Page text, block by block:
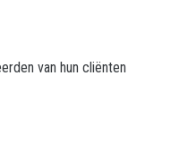
van hun cliënten